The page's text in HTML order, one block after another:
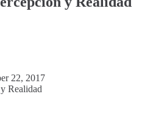
22, 2017